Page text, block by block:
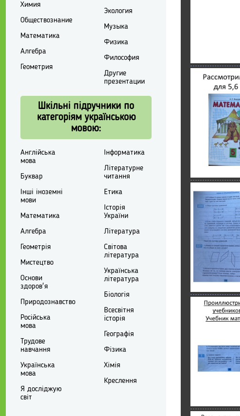
Химия
Обществознание
Математика
Алгебра
Геометрия
Экология
Музыка
Физика
Философия
Другие
презентации
Шкільні підручники по
категоріям українською
мовою:
Англійська
мова
Буквар
Інші іноземні
мови
Математика
Алгебра
Геометрія
Мистецтво
Основи
здоров'я
Природознавство
Російська
мова
Трудове
навчання
Українська
мова
Я досліджую
світ
Інформатика
Літературне
читання
Етика
Історія
України
Література
Світова
література
Українська
література
Біологія
Всесвітня
історія
Географія
Фізика
Хімія
Креслення